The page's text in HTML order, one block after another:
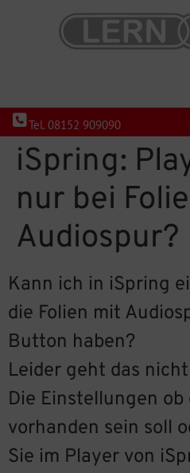
Tel. 08152 909090
iSpring:
nur bei
Audiospur?
Kann ich in iSpring
die Folien mit
Button haben?
Leider geht das
Die Einstellungen
vorhanden sein soll
Sie im Player von